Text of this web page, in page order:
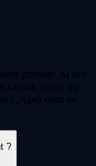
gratuite. Si des
(achat, vente ou
Crypto.com ne
?